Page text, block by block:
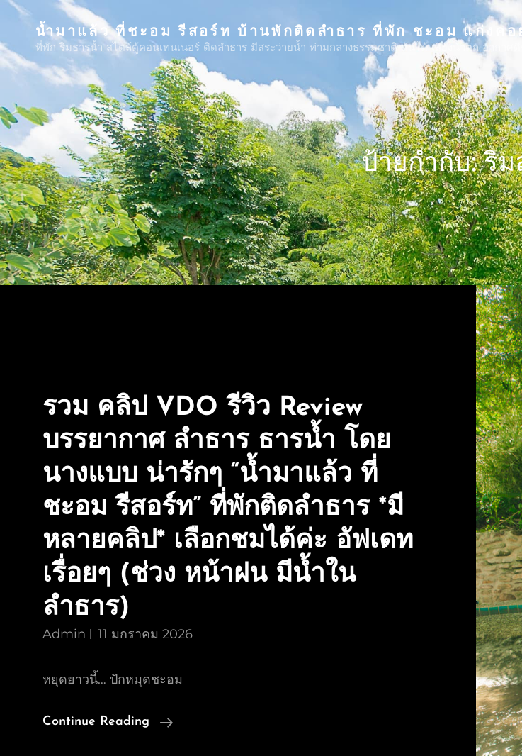
น้ำมาแล้ว ที่ชะอม รีสอร์ท บ้านพักติดลำธาร ที่พัก ชะอม แก่งคอ
ที่พัก ริมธารน้ำ สไตล์ตู้คอนเทนเนอร์ ติดลำธาร มีสระว่ายน้ำ ท่ามกลางธรรมชาติ ต้นไม้ เสียงน้ำตก อากาศ
ป้ายกำกับ:ริม
รวม คลิป VDO รีวิว Review
บรรยากาศ ลำธาร ธารน้ำ โดย
นางแบบ น่ารักๆ “น้ำมาแล้ว ที่
ชะอม รีสอร์ท” ที่พักติดลำธาร *มี
หลายคลิป* เลือกชมได้ค่ะ อัฟเดท
เรื่อยๆ (ช่วง หน้าฝน มีน้ำใน
ลำธาร)
Admin 11 มกราคม 2026
หยุดยาวนี้… ปักหมุดชะอม
Continue Reading
รวม